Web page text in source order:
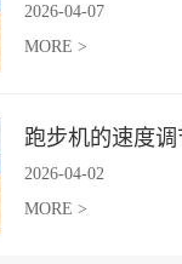
2026-04-07
MORE >
2026-04-02
MORE >